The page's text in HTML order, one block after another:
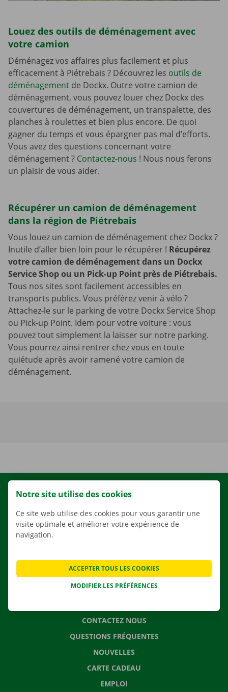
Louez des outils de déménagement avec
votre camion
Déménagez vos affaires plus facilement et plus
efficacement à Piétrebais ? Découvrez les outils de
déménagement de Dockx. Outre votre camion de
déménagement, vous pouvez louer chez Dockx des
couvertures de déménagement, un transpalette, des
planches à roulettes et bien plus encore. De quoi
gagner du temps et vous épargner pas mal d’efforts.
Vous avez des questions concernant votre
déménagement ? Contactez-nous ! Nous nous ferons
un plaisir de vous aider.
Récupérer un camion de déménagement
dans la région de Piétrebais
Vous louez un camion de déménagement chez Dockx ?
Inutile d’aller bien loin pour le récupérer ! Récupérez
votre camion de déménagement dans un Dockx
Service Shop ou un Pick-up Point près de Piétrebais.
Tous nos sites sont facilement accessibles en
transports publics. Vous préférez venir à vélo ?
Attachez-le sur le parking de votre Dockx Service Shop
ou Pick-up Point. Idem pour votre voiture : vous
pouvez tout simplement la laisser sur notre parking.
Vous pourrez ainsi rentrer chez vous en toute
quiétude après avoir ramené votre camion de
déménagement.
LOCATION
NOS VÉHICULES
NOS SERVICES
SOLUTIONS DE DÉMÉNAGEMENT
CONTACTEZ NOUS
QUESTIONS FRÉQUENTES
NOUVELLES
CARTE CADEAU
EMPLOI
Notre site utilise des cookies
Ce site web utilise des cookies pour vous garantir une
visite optimale et améliorer votre expérience de
navigation.
MODIFIER LES PRÉFÉRENCES
ACCEPTER TOUS LES COOKIES